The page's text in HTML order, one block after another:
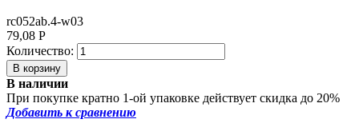
rc052ab.4-w03
79,08 Р
Количество:
В наличии
При покупке кратно 1-ой упаковке действует скидка до 20%
Добавить к сравнению